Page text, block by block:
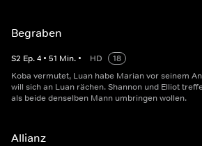
Begraben
S2 Ep.4 • 51 Min. • HD
18
Koba vermutet, Luan habe Marian vor seinem
will sich an Luan rächen. Shannon und Elliot
als beide denselben Mann umbringen wollen.
Allianz